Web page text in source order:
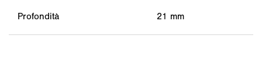
Profondità 21 mm